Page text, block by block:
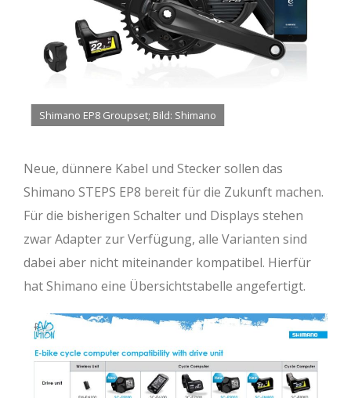
Shimano EP8 Groupset; Bild: Shimano
Neue, dünnere Kabel und Stecker sollen das
Shimano STEPS EP8 bereit für die Zukunft machen.
Für die bisherigen Schalter und Displays stehen
zwar Adapter zur Verfügung, alle Varianten sind
dabei aber nicht miteinander kompatibel. Hierfür
hat Shimano eine Übersichtstabelle angefertigt.